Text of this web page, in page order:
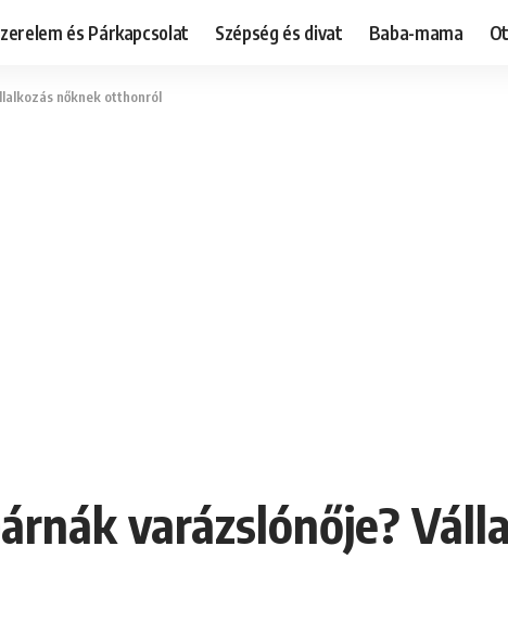
és Párkapcsolat Szépség és divat Baba-mama
nőknek otthonról
varázslónője?